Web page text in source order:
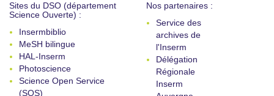
Sites du DSO (département
Science Ouverte) :
Insermbiblio
MeSH bilingue
HAL-Inserm
Photoscience
Science Open Service
(SOS)
Nos partenaires :
Service des
archives de
l'Inserm
Délégation
Régionale
Inserm